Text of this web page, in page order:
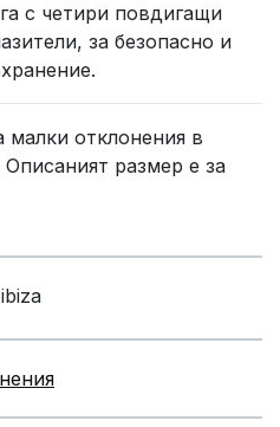
с четири повдигащи
за безопасно и
отклонения в
размер е за